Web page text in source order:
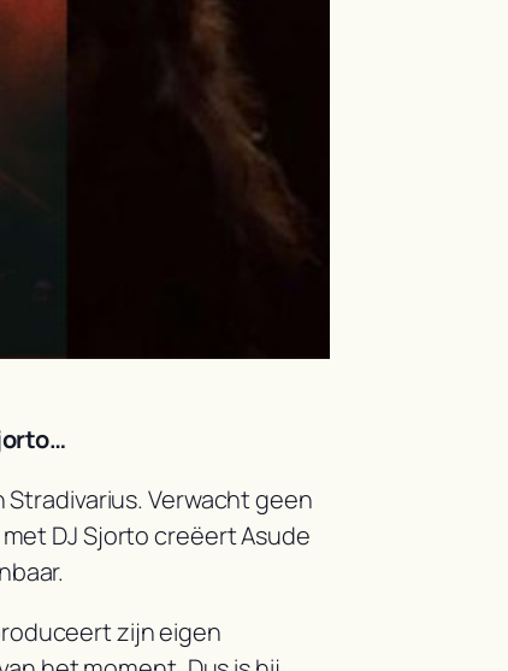
Verwacht geen
DJ Sjorto creëert Asude
zijn eigen